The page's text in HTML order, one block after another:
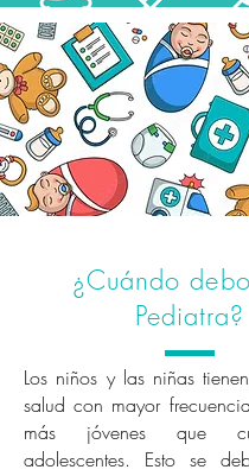
¿Cuándo
Pediatra?
Los niños y las niñas
salud con mayor
más jóvenes que
adolescentes. Esto se